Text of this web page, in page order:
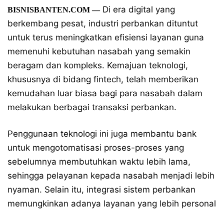
BISNISBANTEN.COM —Di era digital yang
berkembang pesat, industri perbankan dituntut
untuk terus meningkatkan efisiensi layanan guna
memenuhi kebutuhan nasabah yang semakin
beragam dan kompleks. Kemajuan teknologi,
khususnya di bidang fintech, telah memberikan
kemudahan luar biasa bagi para nasabah dalam
melakukan berbagai transaksi perbankan.
Penggunaan teknologi ini juga membantu bank
untuk mengotomatisasi proses-proses yang
sebelumnya membutuhkan waktu lebih lama,
sehingga pelayanan kepada nasabah menjadi lebih
nyaman. Selain itu, integrasi sistem perbankan
memungkinkan adanya layanan yang lebih personal